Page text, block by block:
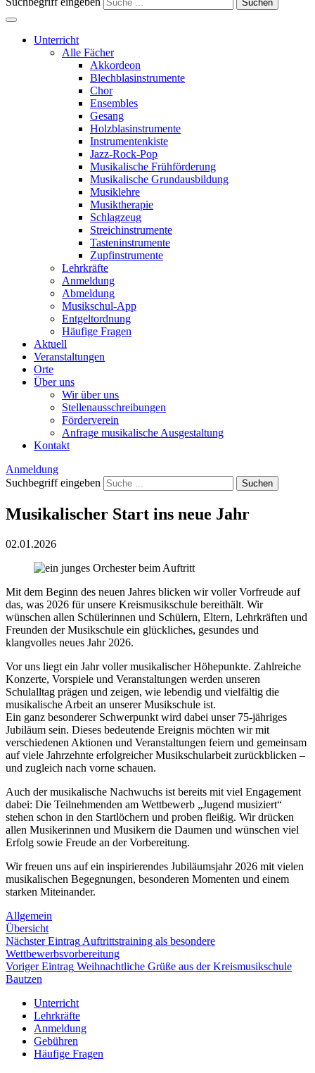
Suchen
Unterricht
Alle Fächer
Akkordeon
Blechblasinstrumente
Chor
Ensembles
Gesang
Holzblasinstrumente
Instrumentenkiste
Jazz-Rock-Pop
Musikalische Frühförderung
Musikalische Grundausbildung
Musiklehre
Musiktherapie
Schlagzeug
Streichinstrumente
Tasteninstrumente
Zupfinstrumente
Lehrkräfte
Anmeldung
Abmeldung
Musikschul-App
Entgeltordnung
Häufige Fragen
Aktuell
Veranstaltungen
Orte
Über uns
Wir über uns
Stellenausschreibungen
Förderverein
Anfrage musikalische Ausgestaltung
Kontakt
Anmeldung
Suchbegriff eingeben
Suchen
Musikalischer Start ins neue Jahr
02.01.2026
Mit dem Beginn des neuen Jahres blicken wir voller Vorfreude auf
das, was 2026 für unsere Kreismusikschule bereithält. Wir
wünschen allen Schülerinnen und Schülern, Eltern, Lehrkräften und
Freunden der Musikschule ein glückliches, gesundes und
klangvolles neues Jahr 2026.
Vor uns liegt ein Jahr voller musikalischer Höhepunkte. Zahlreiche
Konzerte, Vorspiele und Veranstaltungen werden unseren
Schulalltag prägen und zeigen, wie lebendig und vielfältig die
musikalische Arbeit an unserer Musikschule ist.
Ein ganz besonderer Schwerpunkt wird dabei unser 75-jähriges
Jubiläum sein. Dieses bedeutende Ereignis möchten wir mit
verschiedenen Aktionen und Veranstaltungen feiern und gemeinsam
auf viele Jahrzehnte erfolgreicher Musikschularbeit zurückblicken –
und zugleich nach vorne schauen.
Auch der musikalische Nachwuchs ist bereits mit viel Engagement
dabei: Die Teilnehmenden am Wettbewerb „Jugend musiziert“
stehen schon in den Startlöchern und proben fleißig. Wir drücken
allen Musikerinnen und Musikern die Daumen und wünschen viel
Erfolg sowie Freude an der Vorbereitung.
Wir freuen uns auf ein inspirierendes Jubiläumsjahr 2026 mit vielen
musikalischen Begegnungen, besonderen Momenten und einem
starken Miteinander.
Allgemein
Übersicht
Nächster Eintrag Auftrittstraining als besondere
Wettbewerbsvorbereitung
Voriger Eintrag Weihnachtliche Grüße aus der Kreismusikschule
Bautzen
Unterricht
Lehrkräfte
Anmeldung
Gebühren
Häufige Fragen